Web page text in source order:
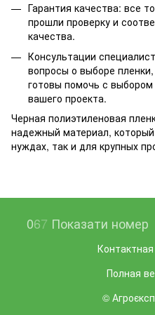
Гарантия качества: все
прошли проверку и
качества.
Консультации
вопросы о выборе
готовы помочь с
вашего проекта.
Черная полиэтиленовая
надежный материал,
нуждах, так и для крупных
067 Показати номер
Полная
©